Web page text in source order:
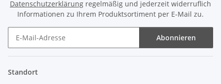
Datenschutzerklärung regelmäßig und jederzeit widerruflich
Informationen zu Ihrem Produktsortiment per E-Mail zu.
Abonnieren
Standort